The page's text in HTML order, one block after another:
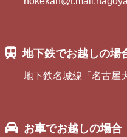
地下鉄でお越しの場
地下鉄名城線「名古屋
お車でお越しの場合